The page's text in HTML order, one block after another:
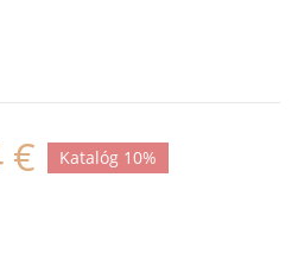
€ Katalóg 10%